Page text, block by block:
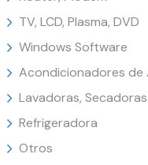
TV, LCD, Plasma, DVD
Windows Software
Acondicionadores de
Lavadoras, Secadoras
Refrigeradora
Otros